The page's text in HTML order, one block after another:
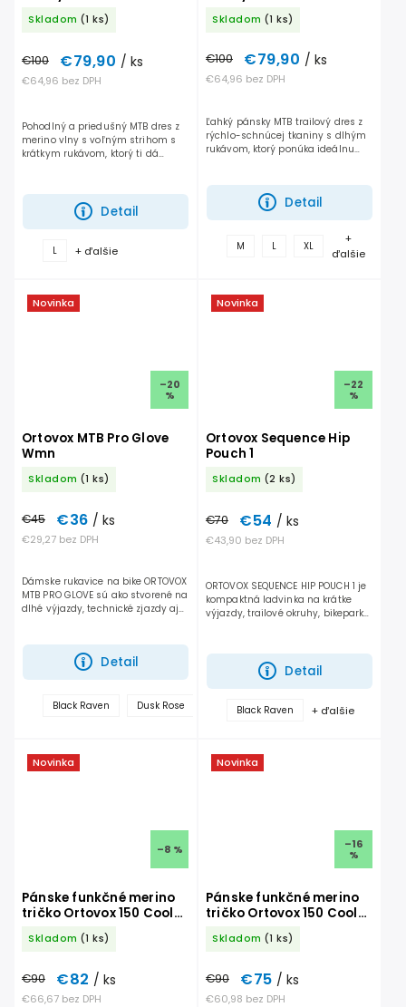
Skladom (1 ks)
€64,96 bez DPH
€100 €79,90 / ks
Detail
Pohodlný a priedušný MTB dres z
merino vlny s voľným strihom s
krátkym rukávom, ktorý ti dá
Funguje rovnako dobre do...
L + ďalšie
Skladom (1 ks)
€64,96 bez DPH
€100 €79,90 / ks
Detail
Ľahký pánsky MTB trailový dres z
rýchlo-schnúcej tkaniny s dlhým
rukávom, ktorý ponúka ideálnu
M L XL
+
ďalšie
Novinka
–20
%
Ortovox MTB Pro Glove
Wmn
Skladom (1 ks)
€29,27 bez DPH
€45 €36 / ks
Detail
Dámske rukavice na bike ORTOVOX
MTB PRO GLOVE sú ako stvorené na
dlhé výjazdy, technické zjazdy aj
ochránia...
Black Raven Dusk Rose
Novinka
–22
%
Ortovox Sequence Hip
Pouch 1
Skladom (2 ks)
€43,90 bez DPH
€70 €54 / ks
Detail
ORTOVOX SEQUENCE HIP POUCH 1 je
kompaktná ladvinka na krátke
výjazdy, trailové okruhy, bikepark
bedrách, počas...
Black Raven + ďalšie
Novinka
–8 %
Pánske funkčné merino
tričko Ortovox 150 Cool
Mountain Mission
Skladom (1 ks)
€66,67 bez DPH
€90 €82 / ks
Novinka
–16
%
Pánske funkčné merino
tričko Ortovox 150 Cool
Skladom (1 ks)
€60,98 bez DPH
€90 €75 / ks